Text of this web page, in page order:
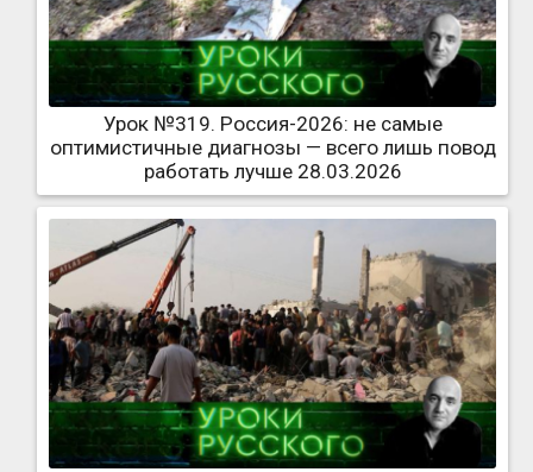
Урок №319. Россия-2026: не самые
оптимистичные диагнозы — всего лишь повод
работать лучше 28.03.2026